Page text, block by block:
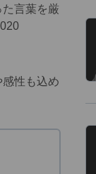
言葉を厳
性も込め